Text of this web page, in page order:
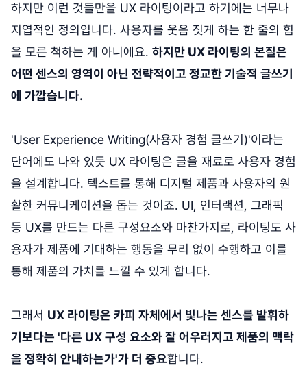
하지만 이런 것들만을 UX 라이팅이라고 하기에는 너무나
지엽적인 정의입니다. 사용자를 웃음 짓게 하는 한 줄의 힘
을 모른 척하는 게 아니에요. 하지만 UX 라이팅의 본질은
어떤 센스의 영역이 아닌 전략적이고 정교한 기술적 글쓰기
에 가깝습니다.
'User Experience Writing(사용자 경험 글쓰기)'이라는
단어에도 나와 있듯 UX 라이팅은 글을 재료로 사용자 경험
을 설계합니다. 텍스트를 통해 디지털 제품과 사용자의 원
활한 커뮤니케이션을 돕는 것이죠. UI, 인터랙션, 그래픽
등 UX를 만드는 다른 구성요소와 마찬가지로, 라이팅도 사
용자가 제품에 기대하는 행동을 무리 없이 수행하고 이를
통해 제품의 가치를 느낄 수 있게 합니다.
그래서 UX 라이팅은 카피 자체에서 빛나는 센스를 발휘하
기보다는 '다른 UX 구성 요소와 잘 어우러지고 제품의 맥락
을 정확히 안내하는가'가 더 중요합니다.